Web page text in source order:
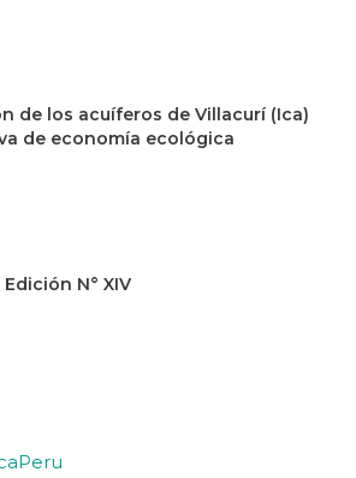
de los acuíferos de Villacurí (Ica)
de economía ecológica
N° XIV